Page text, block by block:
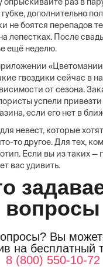
дополнительно
не боятся перепадов
лепестках. После
ещё неделю.
гвоздики сейчас в
от сезона.
успели
если его нет в
невест, которые
то другое. Для тех,
Если вы из таких —
вас удивить.
вопросы
Вы
на бесплатный
8 (800) 550-10-72